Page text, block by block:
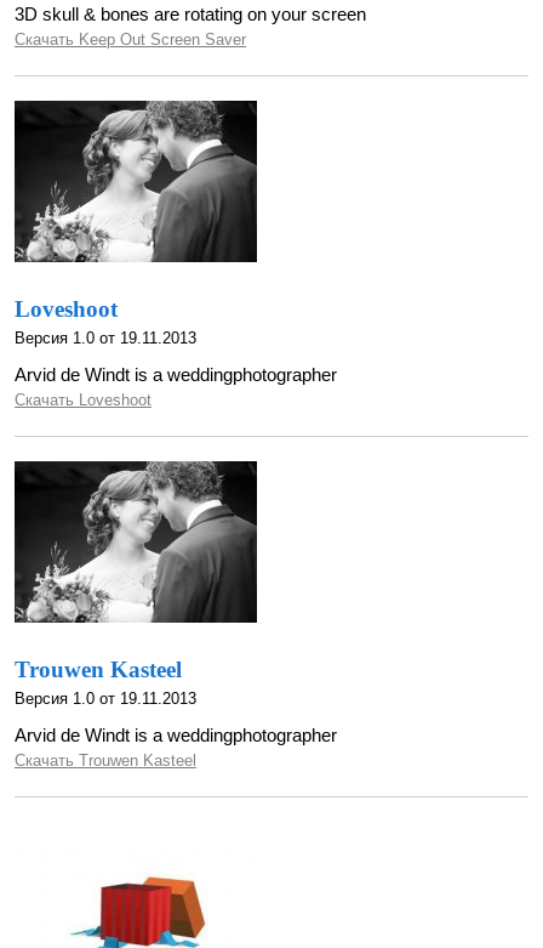
3D skull & bones are rotating on your screen
Скачать Keep Out Screen Saver
Loveshoot
Версия 1.0 от 19.11.2013
Arvid de Windt is a weddingphotographer
Скачать Loveshoot
Trouwen Kasteel
Версия 1.0 от 19.11.2013
Arvid de Windt is a weddingphotographer
Скачать Trouwen Kasteel